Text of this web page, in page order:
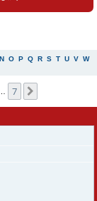
N O P Q R S T U V W
7